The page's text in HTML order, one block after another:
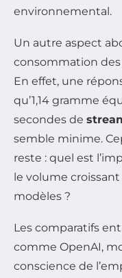
environnemental.
Un autre aspect
consommation des
En effet, une
qu’1,14 gramme
secondes de
semble minime.
reste : quel est
le volume
modèles ?
Les comparatifs
comme OpenAI,
conscience de